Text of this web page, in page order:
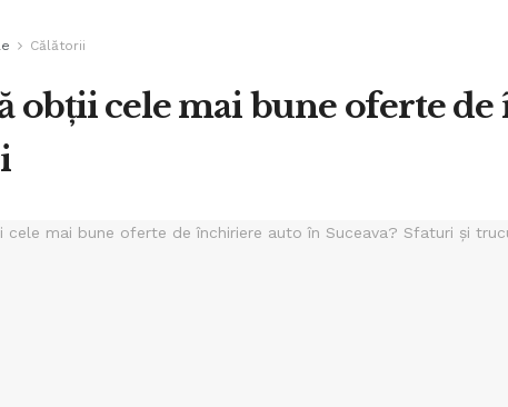
Călătorii
obții cele mai bune oferte